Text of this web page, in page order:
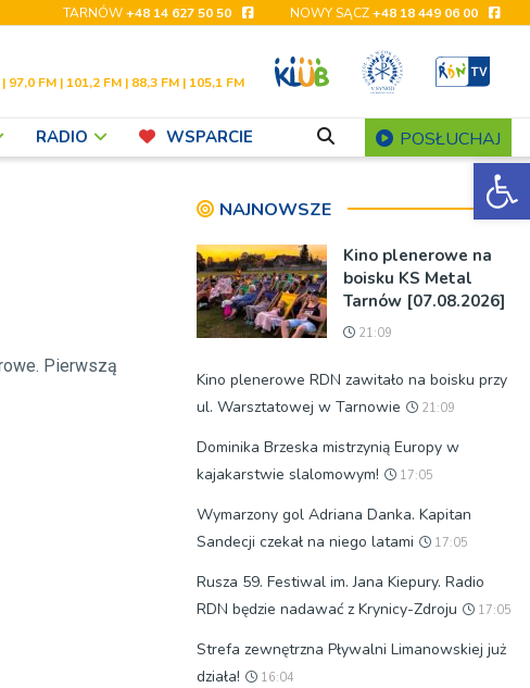
TARNÓW+48 14 627 50 50 NOWY SĄCZ+48 18 449 06 00
97,0 FM | 101,2 FM | 88,3 FM | 105,1 FM
RADIO WSPARCIE POSŁUCHAJ
Pierwszą
NAJNOWSZE
Kino plenerowe na
boisku KS Metal
Tarnów [07.08.2026]
21:09
Kino plenerowe RDN zawitało na boisku przy
ul. Warsztatowej w Tarnowie
21:09
Dominika Brzeska mistrzynią Europy w
kajakarstwie slalomowym!
17:05
Wymarzony gol Adriana Danka. Kapitan
Sandecji czekał na niego latami
17:05
Rusza 59. Festiwal im. Jana Kiepury. Radio
RDN będzie nadawać z Krynicy-Zdroju
17:05
Strefa zewnętrzna Pływalni Limanowskiej już
działa!
16:04